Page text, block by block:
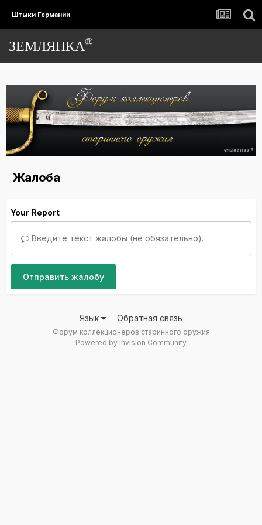
Штыки Германии
ЗЕМЛЯНКА®
Жалоба
Your Report
Введите текст жалобы (не обязательно).
Отправить жалобу
Язык Обратная связь
Форум коллекционеров старинного оружия
Powered by Invision Community